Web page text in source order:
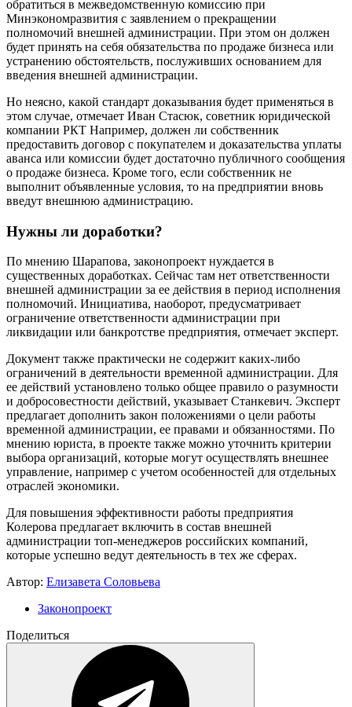
обратиться в межведомственную комиссию при
Минэкономразвития с заявлением о прекращении
полномочий внешней администрации. При этом он должен
будет принять на себя обязательства по продаже бизнеса или
устранению обстоятельств, послуживших основанием для
введения внешней администрации.
Но неясно, какой стандарт доказывания будет применяться в
этом случае, отмечает Иван Стасюк, советник юридической
компании РКТ Например, должен ли собственник
предоставить договор с покупателем и доказательства уплаты
аванса или комиссии будет достаточно публичного сообщения
о продаже бизнеса. Кроме того, если собственник не
выполнит объявленные условия, то на предприятии вновь
введут внешнюю администрацию.
Нужны ли доработки?
По мнению Шарапова, законопроект нуждается в
существенных доработках. Сейчас там нет ответственности
внешней администрации за ее действия в период исполнения
полномочий. Инициатива, наоборот, предусматривает
ограничение ответственности администрации при
ликвидации или банкротстве предприятия, отмечает эксперт.
Документ также практически не содержит каких-либо
ограничений в деятельности временной администрации. Для
ее действий установлено только общее правило о разумности
и добросовестности действий, указывает Станкевич. Эксперт
предлагает дополнить закон положениями о цели работы
временной администрации, ее правами и обязанностями. По
мнению юриста, в проекте также можно уточнить критерии
выбора организаций, которые могут осуществлять внешнее
управление, например с учетом особенностей для отдельных
отраслей экономики.
Для повышения эффективности работы предприятия
Колерова предлагает включить в состав внешней
администрации топ-менеджеров российских компаний,
которые успешно ведут деятельность в тех же сферах.
Автор: Елизавета Соловьева
Законопроект
Поделиться